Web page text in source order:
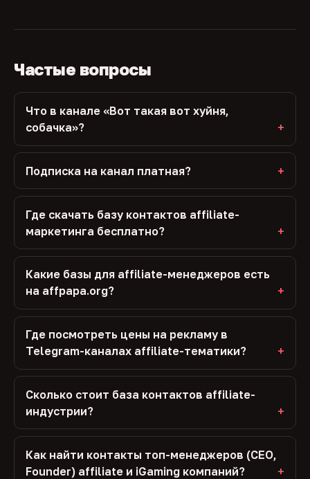
Частые вопросы
Что в канале «Вот такая вот хуйня,
собачка»?
Подписка на канал платная?
Где скачать базу контактов affiliate-
маркетинга бесплатно?
Какие базы для affiliate-менеджеров есть
на affpapa.org?
Где посмотреть цены на рекламу в
Telegram-каналах affiliate-тематики?
Сколько стоит база контактов affiliate-
индустрии?
Как найти контакты топ-менеджеров (CEO,
Founder) affiliate и iGaming компаний?